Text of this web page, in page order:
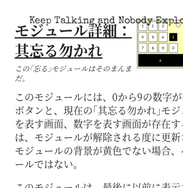
Keep Talking and Nobody
モジュール詳細：
其忘る勿かれ
この｢忘る｣モジュールはそのまんま
だ。
このモジュールには、0から9の数字
ボタンと、現在の｢其忘る勿かれ｣モ
を表す画面、数字を表す画面が存在
は、モジュールが解除される度に更新
モジュールの背景が黄色でない場合
ールではない。